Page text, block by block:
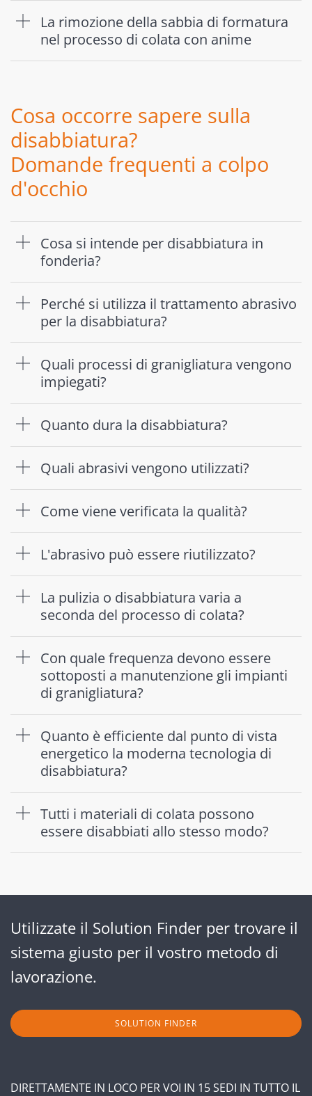
La rimozione della sabbia di formatura
nel processo di colata con anime
Cosa occorre sapere sulla
disabbiatura?
Domande frequenti a colpo
d'occhio
Cosa si intende per disabbiatura in
fonderia?
Perché si utilizza il trattamento abrasivo
per la disabbiatura?
Quali processi di granigliatura vengono
impiegati?
Quanto dura la disabbiatura?
Quali abrasivi vengono utilizzati?
Come viene verificata la qualità?
L'abrasivo può essere riutilizzato?
La pulizia o disabbiatura varia a
seconda del processo di colata?
Con quale frequenza devono essere
sottoposti a manutenzione gli impianti
di granigliatura?
Quanto è efficiente dal punto di vista
energetico la moderna tecnologia di
disabbiatura?
Tutti i materiali di colata possono
essere disabbiati allo stesso modo?
Utilizzate il Solution Finder per trovare il
sistema giusto per il vostro metodo di
lavorazione.
SOLUTION FINDER
DIRETTAMENTE IN LOCO PER VOI IN 15 SEDI IN TUTTO IL